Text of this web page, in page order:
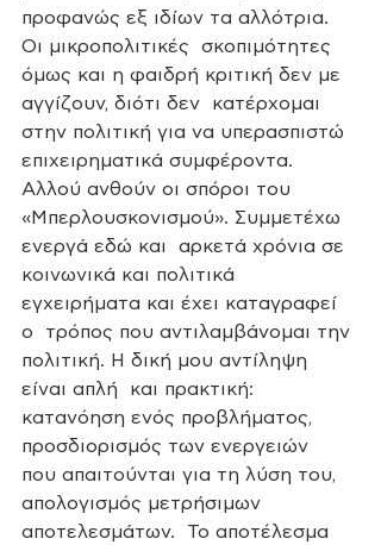
προφανώς εξ ιδίων τα αλλότρια.
Οι μικροπολιτικές  σκοπιμότητες
όμως και η φαιδρή κριτική δεν με
αγγίζουν, διότι δεν  κατέρχομαι
στην πολιτική για να υπερασπιστώ
επιχειρηματικά συμφέροντα.
Αλλού ανθούν οι σπόροι του
«Μπερλουσκονισμού». Συμμετέχω
ενεργά εδώ και  αρκετά χρόνια σε
κοινωνικά και πολιτικά
εγχειρήματα και έχει καταγραφεί
ο  τρόπος που αντιλαμβάνομαι την
πολιτική. Η δική μου αντίληψη
είναι απλή  και πρακτική:
κατανόηση ενός προβλήματος,
προσδιορισμός των ενεργειών
που απαιτούνται για τη λύση του,
απολογισμός μετρήσιμων
αποτελεσμάτων.  Το αποτέλεσμα